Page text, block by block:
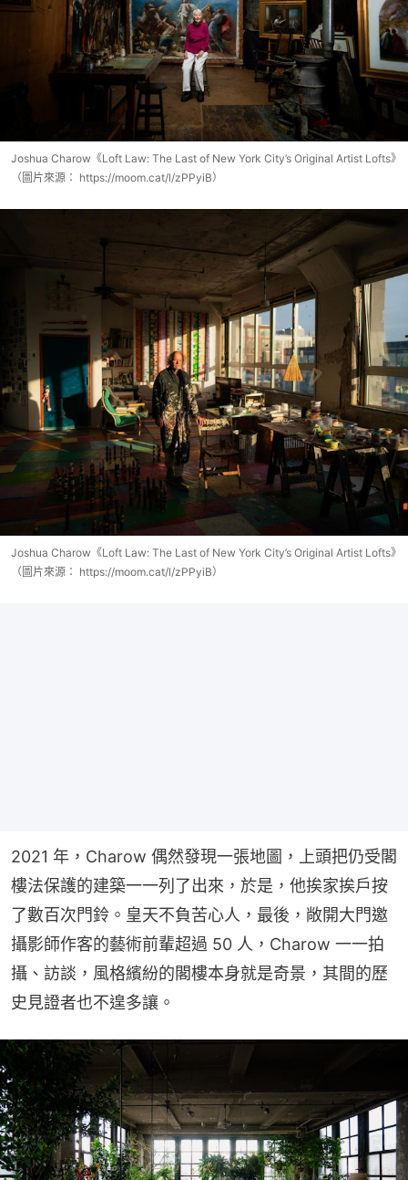
Joshua Charow《Loft Law: The Last of New York City’s Original Artist Lofts》
（圖片來源： https://moom.cat/l/zPPyiB）
Joshua Charow《Loft Law: The Last of New York City’s Original Artist Lofts》
（圖片來源： https://moom.cat/l/zPPyiB）
2021 年，Charow 偶然發現一張地圖，上頭把仍受閣
樓法保護的建築一一列了出來，於是，他挨家挨戶按
了數百次門鈴。皇天不負苦心人，最後，敞開大門邀
攝影師作客的藝術前輩超過 50 人，Charow 一一拍
攝、訪談，風格繽紛的閣樓本身就是奇景，其間的歷
史見證者也不遑多讓。